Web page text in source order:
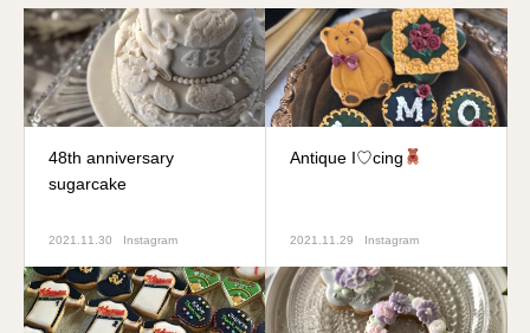
48th anniversary
sugarcake
2021.11.30 Instagram
Antique I♡cing
2021.11.29 Instagram